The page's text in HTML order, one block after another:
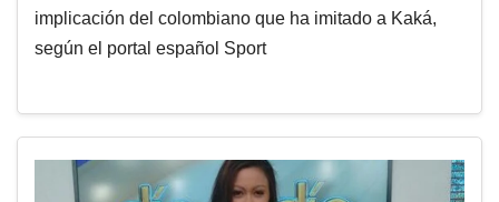
implicación del colombiano que ha imitado a Kaká,
según el portal español Sport